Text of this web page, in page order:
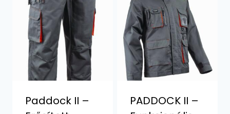
Paddock II –
PADDOCK II –